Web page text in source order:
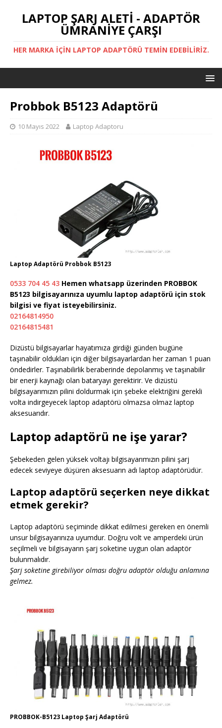
LAPTOP ŞARJ ALETİ - ADAPTÖR
ÜMRANİYE ÇARŞI
HER MARKA IÇIN LAPTOP ADAPTÖRÜ TEMIN EDEBILIRIZ.
Probbok B5123 Adaptörü
10 Mayıs 2022 Laptop Adaptoru
Laptop Adaptörü Probbok B5123
0533 704 45 43 Hemen whatsapp üzerinden PROBBOK
B5123 bilgisayarınıza uyumlu laptop adaptörü için stok
bilgisi ve fiyat isteyebilirsiniz.
02164814950
02164815481
Dizüstü bilgisayarlar hayatımıza girdiği günden bugüne
taşınabilir oldukları için diğer bilgisayarlardan her zaman 1 puan
öndedirler. Taşınabilirlik beraberinde depolanmış ve taşınabilir
bir enerji kaynağı olan bataryayı gerektirir. Ve dizüstü
bilgisayarımızın pilini doldurmak için şebeke elektriğini gerekli
volta indirgeyecek laptop adaptörü olmazsa olmaz laptop
aksesuarıdır.
Laptop adaptörü ne işe yarar?
Şebekeden gelen yüksek voltajı bilgisayarımızın pilini şarj
edecek seviyeye düşüren aksesuarın adı laptop adaptörüdür.
Laptop adaptörü seçerken neye dikkat
etmek gerekir?
Laptop adaptörü seçiminde dikkat edilmesi gereken en önemli
unsur bilgisayarınıza uyumdur. Doğru volt ve amperdeki ürün
seçilmeli ve bilgisayarın şarj soketine uygun olan adaptör
bulunmalıdır.
Şarj soketine girebiliyor olması doğru adaptör olduğu anlamına
gelmez.
PROBBOK-B5123 Laptop Şarj Adaptörü